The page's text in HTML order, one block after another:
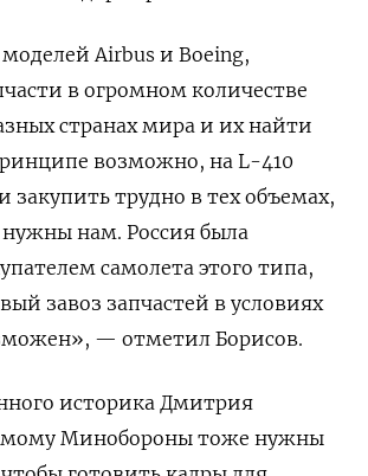
Airbus и Boeing,
в огромном количестве
странах мира и их найти
возможно, на L-410
закупить трудно в тех объемах,
нам. Россия была
самолета этого типа,
завоз запчастей в условиях
— отметил Борисов.
историка Дмитрия
Минобороны тоже нужны